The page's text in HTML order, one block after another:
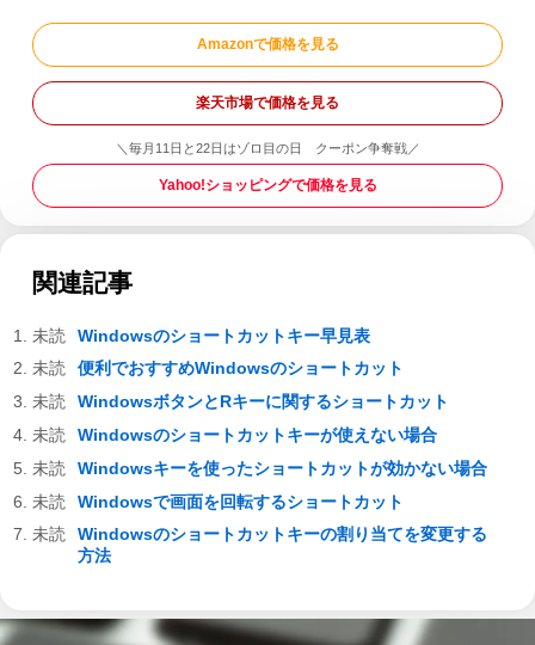
Amazonで価格を見る
楽天市場で価格を見る
＼毎月11日と22日はゾロ目の日 クーポン争奪戦／
Yahoo!ショッピングで価格を見る
関連記事
Windowsのショートカットキー早見表
便利でおすすめWindowsのショートカット
WindowsボタンとRキーに関するショートカット
Windowsのショートカットキーが使えない場合
Windowsキーを使ったショートカットが効かない場合
Windowsで画面を回転するショートカット
Windowsのショートカットキーの割り当てを変更する
方法